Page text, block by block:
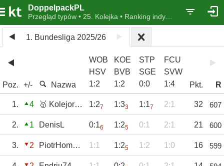
DoppelpackPL
1. Bundesliga 2025/26
Poz. +/- Nazwa
WOB
HSV
1:2
KOE
BVB
1:2
STP
SGE
0:0
FCU
SVW
1:4 Pkt. R
1. 4 🥇 Kolejorz1421 1:27 1:33 1:17 2:1 32 607
2. 1 DenisL 0:16 1:25 0:1 2:1 21 600
3. 2 PiotrHomoncik 1:1 1:25 1:2 1:0 16 599